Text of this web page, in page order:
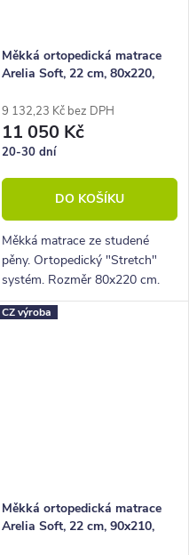
Měkká ortopedická matrace
Arelia Soft, 22 cm, 80x220,
9 132,23 Kč bez DPH
11 050 Kč
20-30 dní
DO KOŠÍKU
Měkká matrace ze studené
pěny. Ortopedický "Stretch"
systém. Rozměr 80x220 cm.
Výška 22 cm, nosnost 130 Kg,
5 zón
CZ výroba
Měkká ortopedická matrace
Arelia Soft, 22 cm, 90x210,